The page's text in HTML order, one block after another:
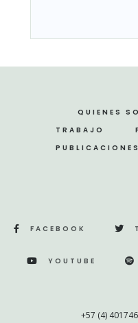
QUIENES
TRABAJO
PUBLICACIONES
FACEBOOK
YOUTUBE
+57 (4)